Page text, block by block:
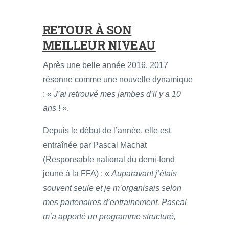
RETOUR À SON
MEILLEUR NIVEAU
Après une belle année 2016, 2017
résonne comme une nouvelle dynamique
: « J’ai retrouvé mes jambes d’il y a 10
ans ! ».
Depuis le début de l’année, elle est
entraînée par Pascal Machat
(Responsable national du demi-fond
jeune à la FFA) : «Auparavant j’étais
souvent seule et je m’organisais selon
mes partenaires d’entrainement. Pascal
m’a apporté un programme structuré,